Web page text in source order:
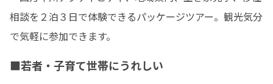
相談を２泊３日で体験できるパッケージツアー。観光気分
で気軽に参加できます。
■若者・子育て世帯にうれしい